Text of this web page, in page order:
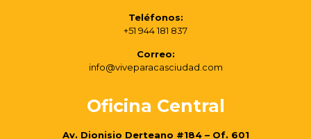
Teléfonos:
+51 944 181 837
Correo:
info@viveparacasciudad.com
Oficina Central
Av. Dionisio Derteano #184 – Of. 601